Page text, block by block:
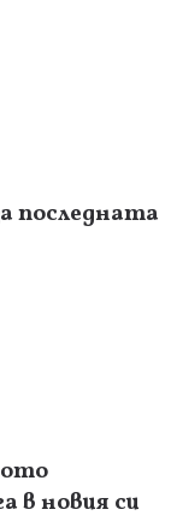
последната
в новия си